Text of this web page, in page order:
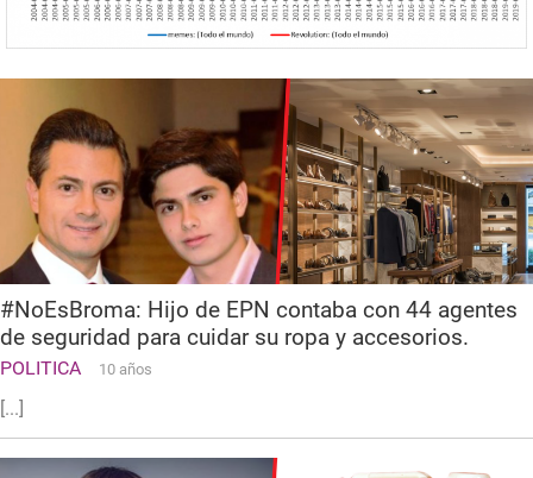
#NoEsBroma: Hijo de EPN contaba con 44 agentes
de seguridad para cuidar su ropa y accesorios.
POLITICA 10 años
[...]